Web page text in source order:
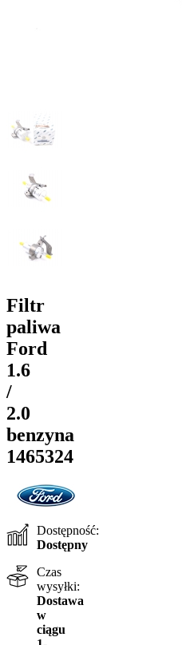
Filtr
paliwa
Ford
1.6
/
2.0
benzyna
1465324
Dostępność:
Dostępny
Czas
wysyłki:
Dostawa
w
ciągu